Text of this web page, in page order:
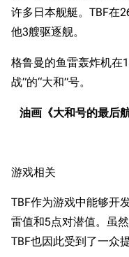
首页
最近更改
新
推
巧
许多日本舰艇。TBF在
他3艘驱逐舰。
格鲁曼的鱼雷轰炸机在
战”的“大和”号。
油画《大和号的最后航
游戏相关
TBF作为游戏中能够开
雷值和5点对潜值。虽
TBF也因此受到了一众